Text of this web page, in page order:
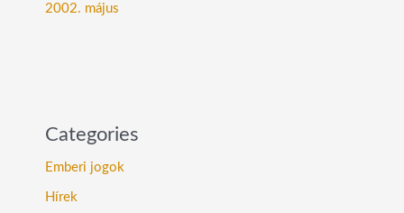
2002. május
Categories
Emberi jogok
Hírek